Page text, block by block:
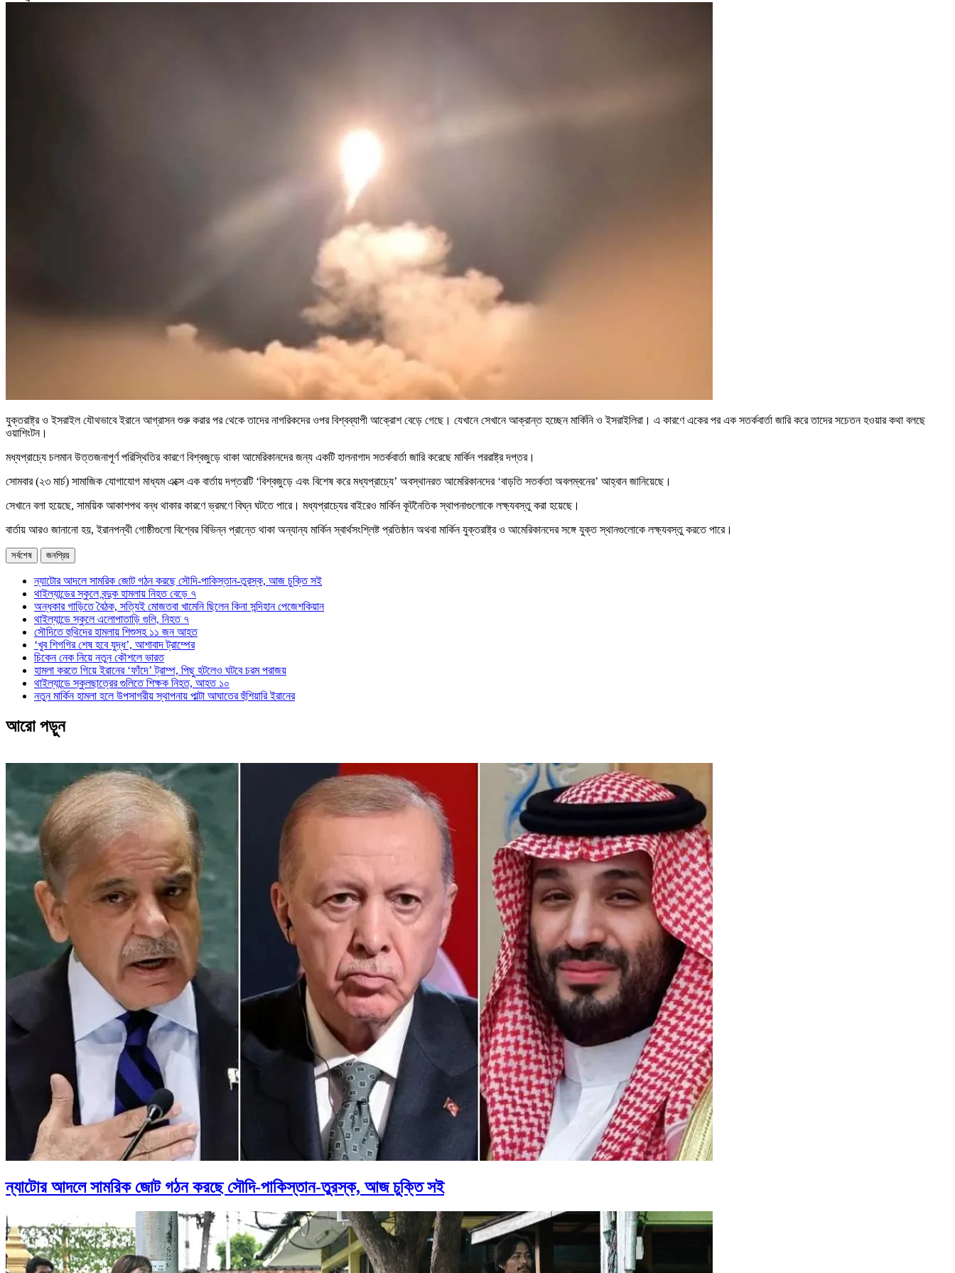
যুক্তরাষ্ট্র ও ইসরাইল যৌথভাবে ইরানে আগ্রাসন শুরু করার পর থেকে তাদের নাগরিকদের ওপর বিশ্বব্যাপী আক্রোশ বেড়ে গেছে। যেখানে সেখানে আক্রান্ত হচ্ছেন মার্কিনি ও ইসরাইলিরা। এ কারণে একের পর এক সতর্কবার্তা জারি করে তাদের সচেতন হওয়ার কথা বলছে
ওয়াশিংটন।
মধ্যপ্রাচ্যে চলমান উত্তজনাপূর্ণ পরিস্থিতির কারণে বিশ্বজুড়ে থাকা আমেরিকানদের জন্য একটি হালনাগাদ সতর্কবার্তা জারি করেছে মার্কিন পররাষ্ট্র দপ্তর।
সোমবার (২৩ মার্চ) সামাজিক যোগাযোগ মাধ্যম এক্সে এক বার্তায় দপ্তরটি ‘বিশ্বজুড়ে এবং বিশেষ করে মধ্যপ্রাচ্যে’ অবস্থানরত আমেরিকানদের ‘বাড়তি সতর্কতা অবলম্বনের’ আহ্বান জানিয়েছে।
সেখানে বলা হয়েছে, সাময়িক আকাশপথ বন্ধ থাকার কারণে ভ্রমণে বিঘ্ন ঘটতে পারে। মধ্যপ্রাচ্যের বাইরেও মার্কিন কূটনৈতিক স্থাপনাগুলোকে লক্ষ্যবস্তু করা হয়েছে।
বার্তায় আরও জানানো হয়, ইরানপন্থী গোষ্ঠীগুলো বিশ্বের বিভিন্ন প্রান্তে থাকা অন্যান্য মার্কিন স্বার্থসংশ্লিষ্ট প্রতিষ্ঠান অথবা মার্কিন যুক্তরাষ্ট্র ও আমেরিকানদের সঙ্গে যুক্ত স্থানগুলোকে লক্ষ্যবস্তু করতে পারে।
সর্বশেষ জনপ্রিয়
ন্যাটোর আদলে সামরিক জোট গঠন করছে সৌদি-পাকিস্তান-তুরস্ক, আজ চুক্তি সই
থাইল্যান্ডের স্কুলে বন্দুক হামলায় নিহত বেড়ে ৭
অন্ধকার গাড়িতে বৈঠক, সত্যিই মোজতবা খামেনি ছিলেন কিনা সন্দিহান পেজেশকিয়ান
থাইল্যান্ডে স্কুলে এলোপাতাড়ি গুলি, নিহত ৭
সৌদিতে হুথিদের হামলায় শিশুসহ ১১ জন আহত
‘খুব শিগগির শেষ হবে যুদ্ধ’, আশাবাদ ট্রাম্পের
চিকেন নেক নিয়ে নতুন কৌশলে ভারত
হামলা করতে গিয়ে ইরানের ‘ফাঁদে’ ট্রাম্প, পিছু হটলেও ঘটবে চরম পরাজয়
থাইল্যান্ডে স্কুলছাত্রের গুলিতে শিক্ষক নিহত, আহত ১০
নতুন মার্কিন হামলা হলে উপসাগরীয় স্থাপনায় পাল্টা আঘাতের হুঁশিয়ারি ইরানের
আরো পড়ুন
ন্যাটোর আদলে সামরিক জোট গঠন করছে সৌদি-পাকিস্তান-তুরস্ক, আজ চুক্তি সই